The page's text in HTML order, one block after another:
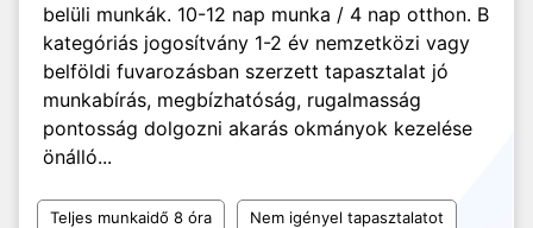
belüli munkák. 10-12 nap munka / 4 nap otthon. B
kategóriás jogosítvány 1-2 év nemzetközi vagy
belföldi fuvarozásban szerzett tapasztalat jó
munkabírás, megbízhatóság, rugalmasság
pontosság dolgozni akarás okmányok kezelése
önálló...
Teljes munkaidő 8 óra Nem igényel tapasztalatot